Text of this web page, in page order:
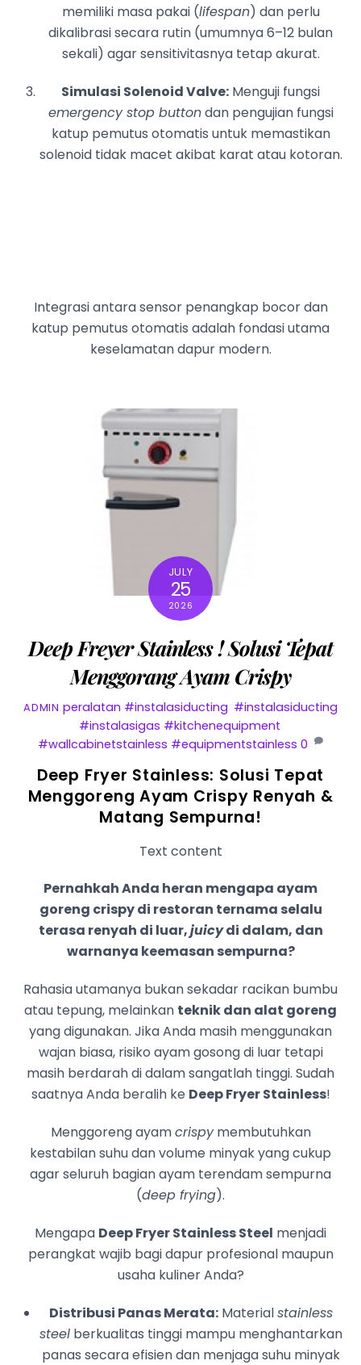
memiliki masa pakai (lifespan) dan perlu
dikalibrasi secara rutin (umumnya 6–12 bulan
sekali) agar sensitivitasnya tetap akurat.
Simulasi Solenoid Valve: Menguji fungsi
emergency stop buttondan pengujian fungsi
katup pemutus otomatis untuk memastikan
solenoid tidak macet akibat karat atau kotoran.
Integrasi antara sensor penangkap bocor dan
katup pemutus otomatis adalah fondasi utama
keselamatan dapur modern.
JULY
25
2026
Deep Freyer Stainless ! Solusi Tepat
Menggorang Ayam Crispy
ADMIN peralatan #instalasiducting #instalasiducting
#instalasigas #kitchenequipment
#wallcabinetstainless #equipmentstainless 0
Deep Fryer Stainless: Solusi Tepat
Menggoreng Ayam Crispy Renyah &
Matang Sempurna!
Text content
Pernahkah Anda heran mengapa ayam
goreng crispy di restoran ternama selalu
terasa renyah di luar,juicydi dalam, dan
warnanya keemasan sempurna?
Rahasia utamanya bukan sekadar racikan bumbu
atau tepung, melainkan teknik dan alat goreng
yang digunakan. Jika Anda masih menggunakan
wajan biasa, risiko ayam gosong di luar tetapi
masih berdarah di dalam sangatlah tinggi. Sudah
saatnya Anda beralih ke Deep Fryer Stainless!
Menggoreng ayamcrispymembutuhkan
kestabilan suhu dan volume minyak yang cukup
agar seluruh bagian ayam terendam sempurna
(deep frying).
Mengapa Deep Fryer Stainless Steel menjadi
perangkat wajib bagi dapur profesional maupun
usaha kuliner Anda?
Distribusi Panas Merata:Materialstainless
steelberkualitas tinggi mampu menghantarkan
panas secara efisien dan menjaga suhu minyak